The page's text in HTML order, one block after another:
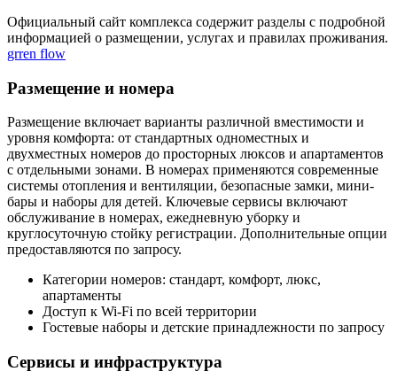
Официальный сайт комплекса содержит разделы с подробной
информацией о размещении, услугах и правилах проживания.
grren flow
Размещение и номера
Размещение включает варианты различной вместимости и
уровня комфорта: от стандартных одноместных и
двухместных номеров до просторных люксов и апартаментов
с отдельными зонами. В номерах применяются современные
системы отопления и вентиляции, безопасные замки, мини-
бары и наборы для детей. Ключевые сервисы включают
обслуживание в номерах, ежедневную уборку и
круглосуточную стойку регистрации. Дополнительные опции
предоставляются по запросу.
Категории номеров: стандарт, комфорт, люкс,
апартаменты
Доступ к Wi‑Fi по всей территории
Гостевые наборы и детские принадлежности по запросу
Сервисы и инфраструктура